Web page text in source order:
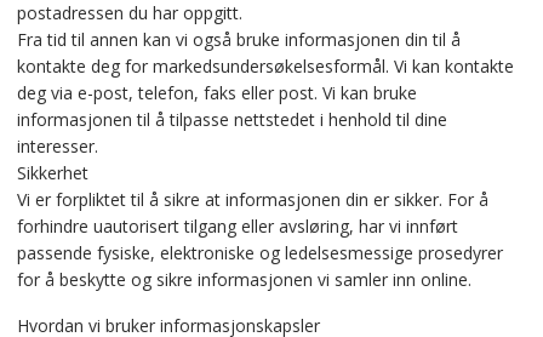
postadressen du har oppgitt.
Fra tid til annen kan vi også bruke informasjonen din til å
kontakte deg for markedsundersøkelsesformål. Vi kan kontakte
deg via e-post, telefon, faks eller post. Vi kan bruke
informasjonen til å tilpasse nettstedet i henhold til dine
interesser.
Sikkerhet
Vi er forpliktet til å sikre at informasjonen din er sikker. For å
forhindre uautorisert tilgang eller avsløring, har vi innført
passende fysiske, elektroniske og ledelsesmessige prosedyrer
for å beskytte og sikre informasjonen vi samler inn online.
Hvordan vi bruker informasjonskapsler